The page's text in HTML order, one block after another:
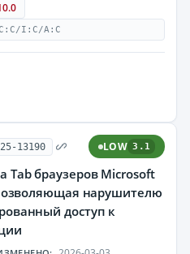
I:C/A:C
13190 LOW 3.1
Tab браузеров Microsoft
нарушителю
доступ к